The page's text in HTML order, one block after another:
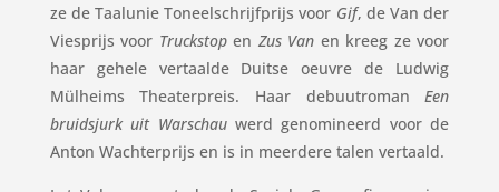
ze de Taalunie Toneelschrijfprijs voor Gif, de Van der
Viesprijs voor Truckstopen Zus Van en kreeg ze voor
haar gehele vertaalde Duitse oeuvre de Ludwig
Mülheims Theaterpreis. Haar debuutromanEen
bruidsjurk uit Warschauwerd genomineerd voor de
Anton Wachterprijs en is in meerdere talen vertaald.